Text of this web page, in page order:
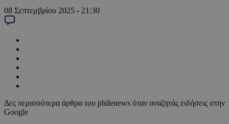
08 Σεπτεμβρίου 2025 - 21:30
Δες περισσότερα άρθρα του philenews όταν αναζητάς ειδήσεις στην
Google